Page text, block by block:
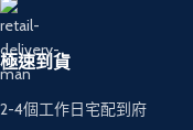
極速到貨
2-4個工作日宅配到府